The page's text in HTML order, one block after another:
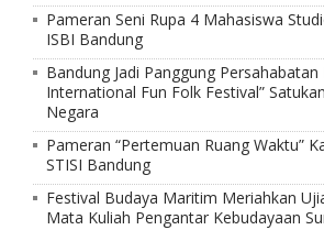
Pameran Seni Rupa 4 Mahasiswa
ISBI Bandung
Bandung Jadi Panggung Persahabatan
International Fun Folk Festival”
Negara
Pameran “Pertemuan Ruang Waktu”
STISI Bandung
Festival Budaya Maritim Meriahkan
Mata Kuliah Pengantar Kebudayaan